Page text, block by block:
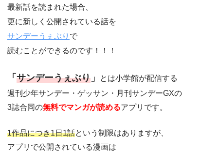
最新話を読まれた場合、
更に新しく公開されている話を
サンデーうぇぶり で
読むことができるのです！！！
「 サンデーうぇぶり 」
とは小学館が配信する
週刊少年サンデー・ゲッサン・月刊サンデーGXの
3誌合同の無料でマンガが読めるアプリです。
1作品につき1日1話という制限はありますが、
アプリで公開されている漫画は